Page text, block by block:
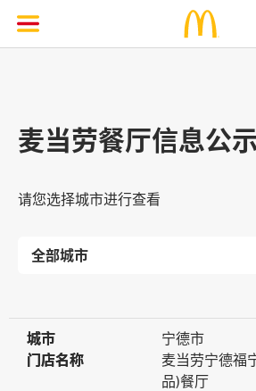
麦当劳餐厅信息公
请您选择城市进行查看
城市
城市
宁德市
门店名称
门店名称
麦当劳宁德福
品)餐厅